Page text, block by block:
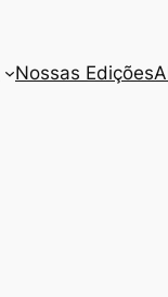
Nossas Edições